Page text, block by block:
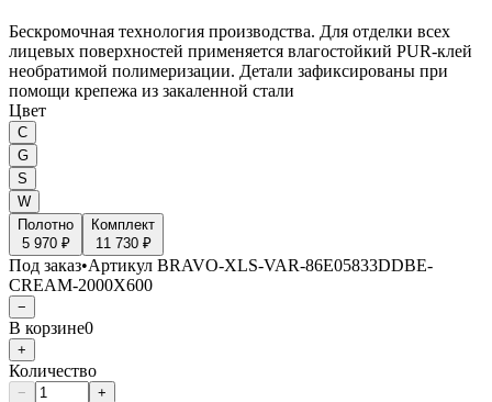
Бескромочная технология производства. Для отделки всех
лицевых поверхностей применяется влагостойкий PUR-клей
необратимой полимеризации. Детали зафиксированы при
помощи крепежа из закаленной стали
Цвет
C
G
S
W
Полотно
5 970 ₽
Комплект
11 730 ₽
Под заказ•Артикул BRAVO-XLS-VAR-86E05833DDBE-
CREAM-2000X600
−
В корзине0
+
Количество
− +